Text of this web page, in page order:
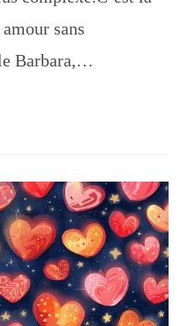
sans
Barbara,…